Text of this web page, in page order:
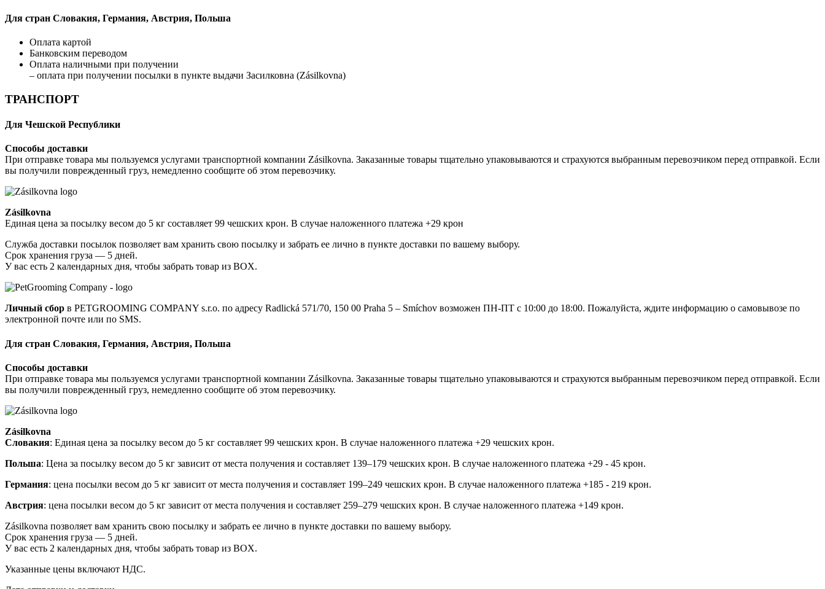
Для стран Словакия, Германия, Австрия, Польша
Оплата картой
Банковским переводом
Оплата наличными при получении
– оплата при получении посылки в пункте выдачи Засилковна (Zásilkovna)
ТРАНСПОРТ
Для Чешской Республики
Способы доставки
При отправке товара мы пользуемся услугами транспортной компании Zásilkovna. Заказанные товары тщательно упаковываются и страхуются выбранным перевозчиком перед отправкой. Если
вы получили поврежденный груз, немедленно сообщите об этом перевозчику.
Zásilkovna
Единая цена за посылку весом до 5 кг составляет 99 чешских крон. В случае наложенного платежа +29 крон
Служба доставки посылок позволяет вам хранить свою посылку и забрать ее лично в пункте доставки по вашему выбору.
Срок хранения груза — 5 дней.
У вас есть 2 календарных дня, чтобы забрать товар из BOX.
Личный сбор в PETGROOMING COMPANY s.r.o. по адресу Radlická 571/70, 150 00 Praha 5 – Smíchov возможен ПН-ПТ с 10:00 до 18:00. Пожалуйста, ждите информацию о самовывозе по
электронной почте или по SMS.
Для стран Словакия, Германия, Австрия, Польша
Способы доставки
При отправке товара мы пользуемся услугами транспортной компании Zásilkovna. Заказанные товары тщательно упаковываются и страхуются выбранным перевозчиком перед отправкой. Если
вы получили поврежденный груз, немедленно сообщите об этом перевозчику.
Zásilkovna
Словакия: Единая цена за посылку весом до 5 кг составляет 99 чешских крон. В случае наложенного платежа +29 чешских крон.
Польша: Цена за посылку весом до 5 кг зависит от места получения и составляет 139–179 чешских крон. В случае наложенного платежа +29 - 45 крон.
Германия: цена посылки весом до 5 кг зависит от места получения и составляет 199–249 чешских крон. В случае наложенного платежа +185 - 219 крон.
Австрия: цена посылки весом до 5 кг зависит от места получения и составляет 259–279 чешских крон. В случае наложенного платежа +149 крон.
Zásilkovna позволяет вам хранить свою посылку и забрать ее лично в пункте доставки по вашему выбору.
Срок хранения груза — 5 дней.
У вас есть 2 календарных дня, чтобы забрать товар из BOX.
Указанные цены включают НДС.